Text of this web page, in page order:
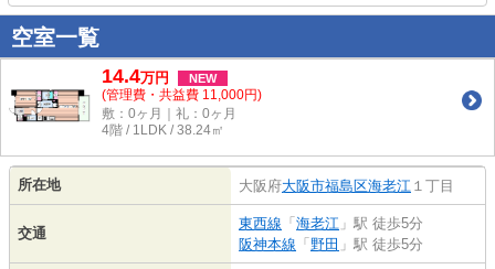
空室一覧
14.4万円 NEW
(管理費・共益費 11,000円)
敷：0ヶ月｜礼：0ヶ月
4階 / 1LDK / 38.24㎡
所在地 大阪府大阪市福島区海老江 １丁目
交通
東西線 「 海老江 」駅 徒歩5分
阪神本線 「 野田 」駅 徒歩5分